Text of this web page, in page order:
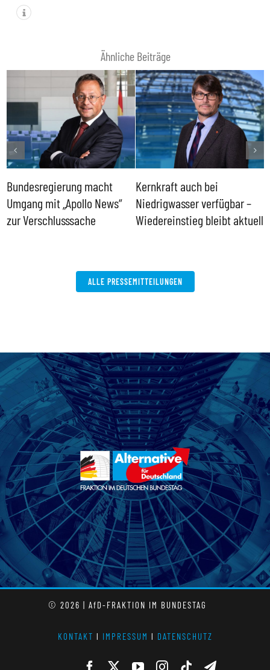
Ähnliche Beiträge
Bundesregierung macht
Umgang mit „Apollo News“
zur Verschlusssache
Kernkraft auch bei
Niedrigwasser verfügbar –
Wiedereinstieg bleibt aktuell
ALLE PRESSEMITTEILUNGEN
© 2026 | AfD-FRAKTION IM BUNDESTAG
KONTAKT l IMPRESSUM l DATENSCHUTZ